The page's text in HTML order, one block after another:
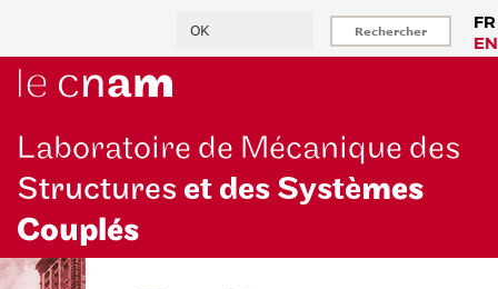
principal
FR
EN
Laboratoire de Mécanique des
Structures et des Systèmes
Couplés